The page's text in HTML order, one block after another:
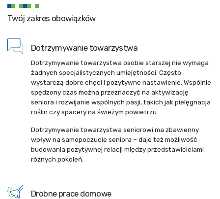
Twój zakres obowiązków
Dotrzymywanie towarzystwa
Dotrzymywanie towarzystwa osobie starszej nie wymaga
żadnych specjalistycznych umiejętności. Często
wystarczą dobre chęci i pozytywne nastawienie. Wspólnie
spędzony czas można przeznaczyć na aktywizację
seniora i rozwijanie wspólnych pasji, takich jak pielęgnacja
roślin czy spacery na świeżym powietrzu.
Dotrzymywanie towarzystwa seniorowi ma zbawienny
wpływ na samopoczucie seniora – daje też możliwość
budowania pozytywnej relacji między przedstawicielami
różnych pokoleń.
Drobne prace domowe